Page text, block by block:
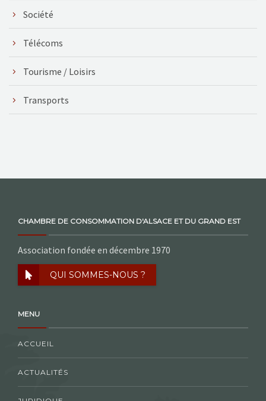
Société
Télécoms
Tourisme / Loisirs
Transports
CHAMBRE DE CONSOMMATION D'ALSACE ET DU GRAND EST
Association fondée en décembre 1970
QUI SOMMES-NOUS ?
MENU
ACCUEIL
ACTUALITÉS